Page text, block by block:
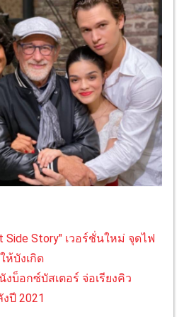
Side Story" เวอร์ชั่นใหม่ จุดไฟ
ห้บังเกิด
บ็อกซ์บัสเตอร์ จ่อเรียงคิว
ปี 2021